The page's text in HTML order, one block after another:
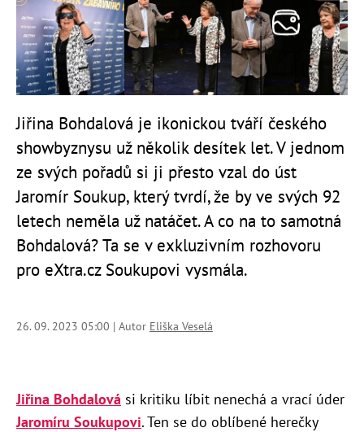
Jiřina Bohdalová je ikonickou tváří českého
showbyznysu už několik desítek let. V jednom
ze svých pořadů si ji přesto vzal do úst
Jaromír Soukup, který tvrdí, že by ve svých 92
letech neměla už natáčet. A co na to samotná
Bohdalová? Ta se v exkluzivním rozhovoru
pro eXtra.cz Soukupovi vysmála.
26. 09. 2023 05:00 | Autor Eliška Veselá
Jiřina Bohdalová si kritiku líbit nenechá a vrací úder
Jaromíru Soukupovi. Ten se do oblíbené herečky